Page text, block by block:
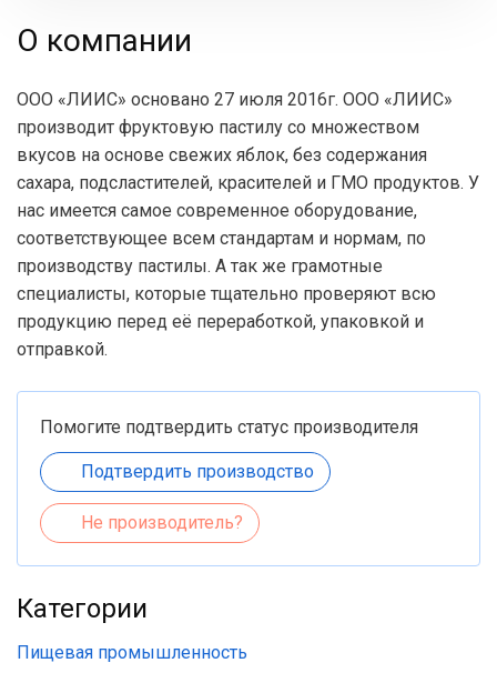
О компании
ООО «ЛИИС» основано 27 июля 2016г. ООО «ЛИИС»
производит фруктовую пастилу со множеством
вкусов на основе свежих яблок, без содержания
сахара, подсластителей, красителей и ГМО продуктов. У
нас имеется самое современное оборудование,
соответствующее всем стандартам и нормам, по
производству пастилы. А так же грамотные
специалисты, которые тщательно проверяют всю
продукцию перед её переработкой, упаковкой и
отправкой.
Помогите подтвердить статус производителя
Подтвердить производство
Не производитель?
Категории
Пищевая промышленность